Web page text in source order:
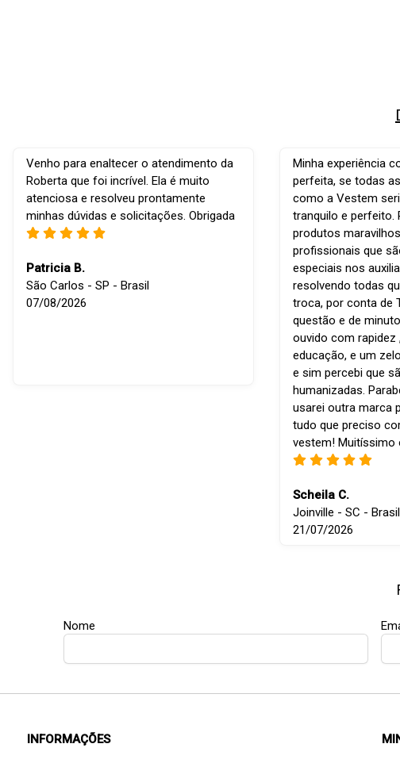
Venho para enaltecer o atendimento da
Roberta que foi incrível. Ela é muito
atenciosa e resolveu prontamente
minhas dúvidas e solicitações. Obrigada
Patricia B.
São Carlos - SP - Brasil
07/08/2026
Minha experiência
perfeita, se todas
como a Vestem
tranquilo e perfeito.
produtos
profissionais que
especiais nos
resolvendo todas
troca, por conta de
questão e de
ouvido com rapidez
educação, e um
e sim percebi que
humanizadas.
usarei outra marca
tudo que preciso
vestem! Muitíssimo
Scheila C.
Joinville - SC - Brasil
21/07/2026
Nome
INFORMAÇÕES